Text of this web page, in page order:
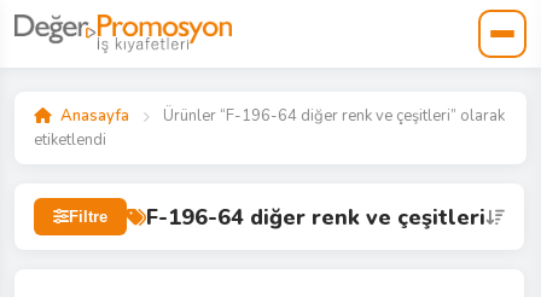
Anasayfa
Ürünler “F-196-64 diğer renk ve çeşitleri” olarak
etiketlendi
Filtre F-196-64 diğer renk ve çeşitleri